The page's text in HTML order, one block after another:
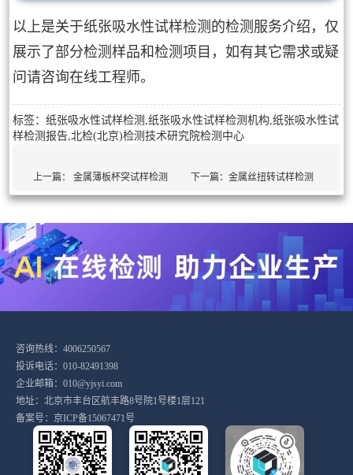
以上是关于纸张吸水性试样检测的检测服务介绍，仅
展示了部分检测样品和检测项目，如有其它需求或疑
问请咨询在线工程师。
标签：纸张吸水性试样检测,纸张吸水性试样检测机构,纸张吸水性试
样检测报告,北检(北京)检测技术研究院检测中心
上一篇：金属薄板杯突试样检测 下一篇：金属丝扭转试样检测
咨询热线：4006250567
投诉电话：010-82491398
企业邮箱：010@yjsyi.com
地址：北京市丰台区航丰路8号院1号楼1层121
备案号： 京ICP备15067471号